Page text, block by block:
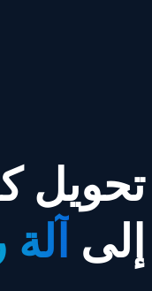
تحويل
إلى آلة